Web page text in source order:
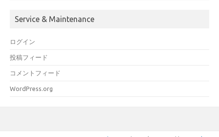
Service & Maintenance
ログイン
投稿フィード
コメントフィード
WordPress.org